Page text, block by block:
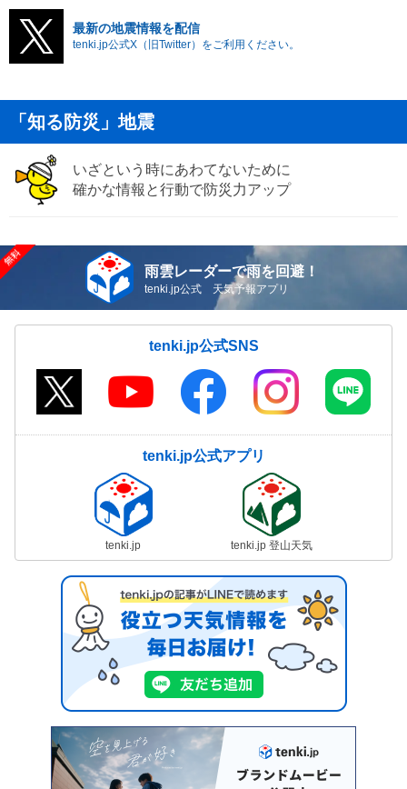
最新の地震情報を配信
tenki.jp公式X（旧Twitter）をご利用ください。
「知る防災」地震
いざという時にあわてないために
確かな情報と行動で防災力アップ
雨雲レーダーで雨を回避！
tenki.jp公式 天気予報アプリ
tenki.jp公式SNS
tenki.jp公式アプリ
tenki.jp tenki.jp 登山天気